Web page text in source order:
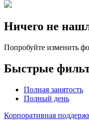
Ничего не
Попробуйте изменить
Быстрые
Полная занятость
Полный день
Корпоративная